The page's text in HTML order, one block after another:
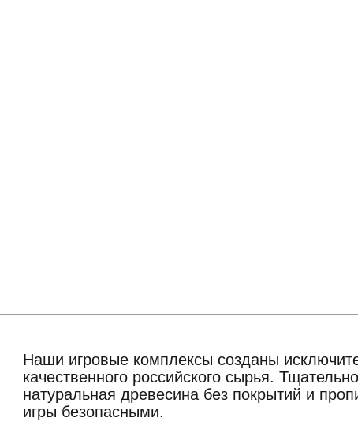
Наши игровые комплексы созданы
качественного российского сырья.
натуральная древесина без покрытий и
игры безопасными.